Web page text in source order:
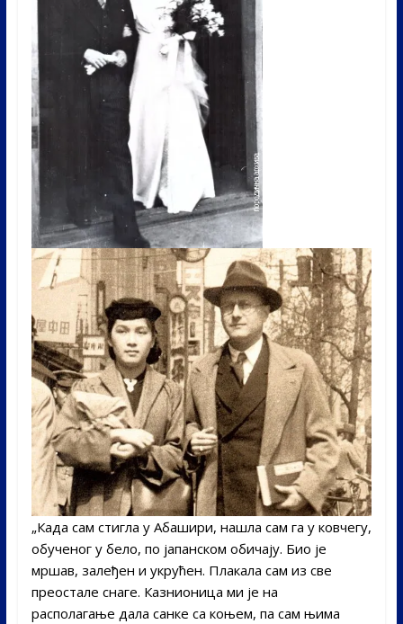
„Када сам стигла у Абашири, нашла сам га у ковчегу,
обученог у бело, по јапанском обичају. Био је
мршав, залеђен и укрућен. Плакала сам из све
преостале снаге. Казнионица ми је на
располагање дала санке са коњем, па сам њима